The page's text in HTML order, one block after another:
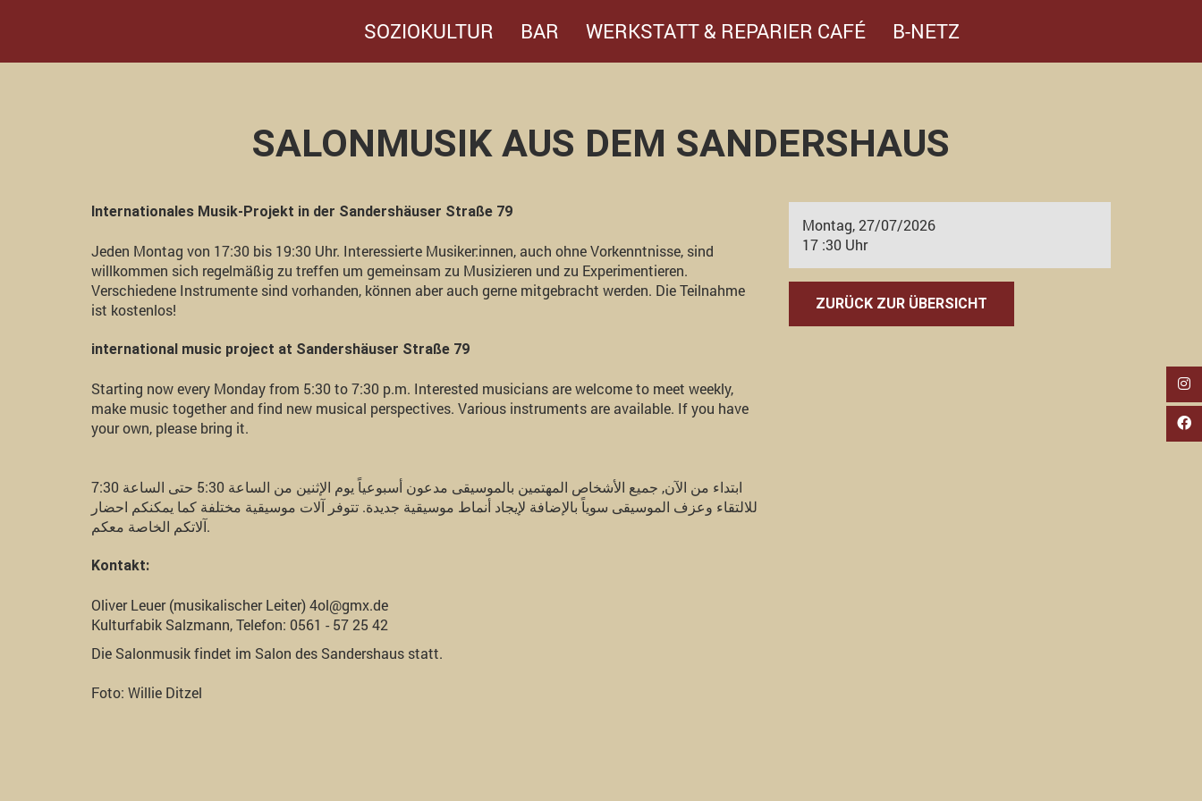
SOZIOKULTUR BAR WERKSTATT & REPARIER CAFÉ B-NETZ
SALONMUSIK AUS DEM SANDERSHAUS
Internationales Musik-Projekt in der Sandershäuser Straße 79
Jeden Montag von 17:30 bis 19:30 Uhr. Interessierte Musiker:innen, auch ohne Vorkenntnisse, sind
willkommen sich regelmäßig zu treffen um gemeinsam zu Musizieren und zu Experimentieren.
Verschiedene Instrumente sind vorhanden, können aber auch gerne mitgebracht werden. Die Teilnahme
ist kostenlos!
international music project at Sandershäuser Straße 79
Starting now every Monday from 5:30 to 7:30 p.m. Interested musicians are welcome to meet weekly,
make music together and find new musical perspectives. Various instruments are available. If you have
your own, please bring it.
ابتداء من الآن, جميع الأشخاص المهتمين بالموسيقى مدعون أسبوعياً يوم الإثنين من الساعة 5:30 حتى الساعة 7:30
للالتقاء وعزف الموسيقى سوياً بالإضافة لإيجاد أنماط موسيقية جديدة. تتوفر آلات موسيقية مختلفة كما يمكنكم احضار
آلاتكم الخاصة معكم.
Kontakt:
Oliver Leuer (musikalischer Leiter) 4ol@gmx.de
Kulturfabik Salzmann, Telefon: 0561 - 57 25 42
Die Salonmusik findet im Salon des Sandershaus statt.
Foto: Willie Ditzel
Montag, 27/07/2026
17 :30 Uhr
ZURÜCK ZUR ÜBERSICHT